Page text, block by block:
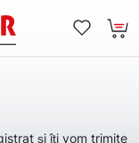
și îți vom trimite